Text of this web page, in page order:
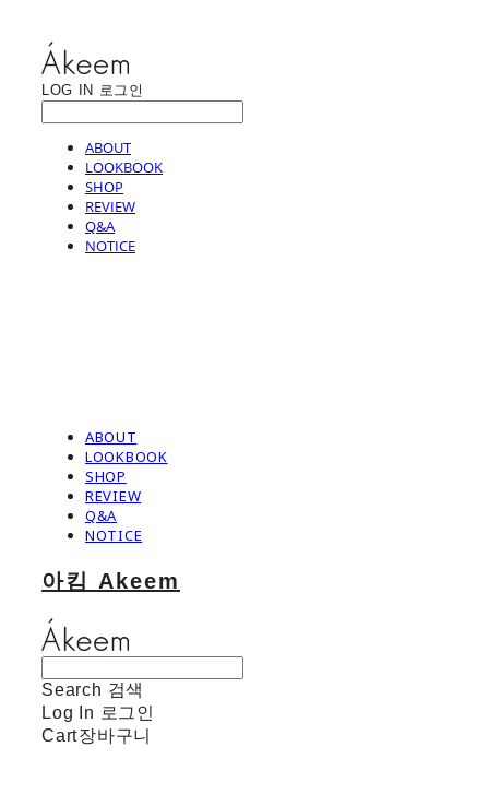
LOG IN 로그인
ABOUT
LOOKBOOK
SHOP
REVIEW
Q&A
NOTICE
ABOUT
LOOKBOOK
SHOP
REVIEW
Q&A
NOTICE
아킴 Akeem
Search 검색
Log In 로그인
Cart장바구니